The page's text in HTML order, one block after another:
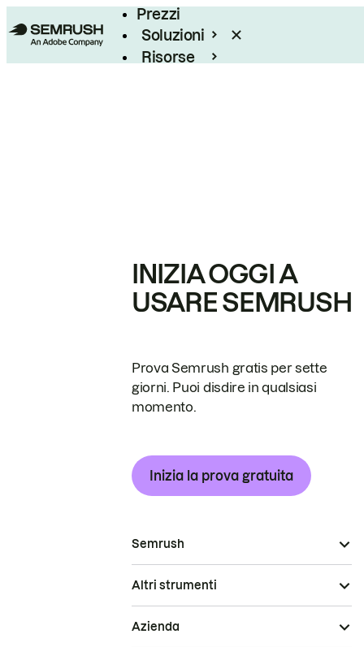
Prezzi
Soluzioni
Risorse
INIZIA OGGI A
USARE SEMRUSH
Prova Semrush gratis per sette
giorni. Puoi disdire in qualsiasi
momento.
Inizia la prova gratuita
Semrush
Altri strumenti
Azienda